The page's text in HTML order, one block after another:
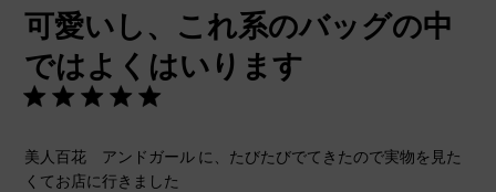
可愛いし、これ系のバッグの中
ではよくはいります
美人百花 アンドガール に、たびたびでてきたので実物を見た
くてお店に行きました